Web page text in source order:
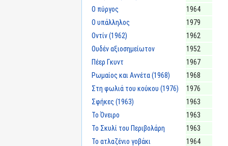
Ο πύργος
1964
Ο υπάλληλος
1979
Οντίν (1962)
1962
Ουδέν αξιοσημείωτον
1952
Πέερ Γκυντ
1967
Ρωμαίος και Αννέτα (1968)
1968
Στη φωλιά του κούκου (1976)
1976
Σφήκες (1963)
1963
Το Όνειρο
1963
Το Σκυλί του Περιβολάρη
1963
Το ατλαζένιο γοβάκι
1964